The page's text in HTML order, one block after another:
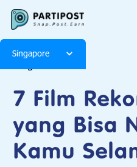
Singapore
7 Film
yang Bisa
Kamu